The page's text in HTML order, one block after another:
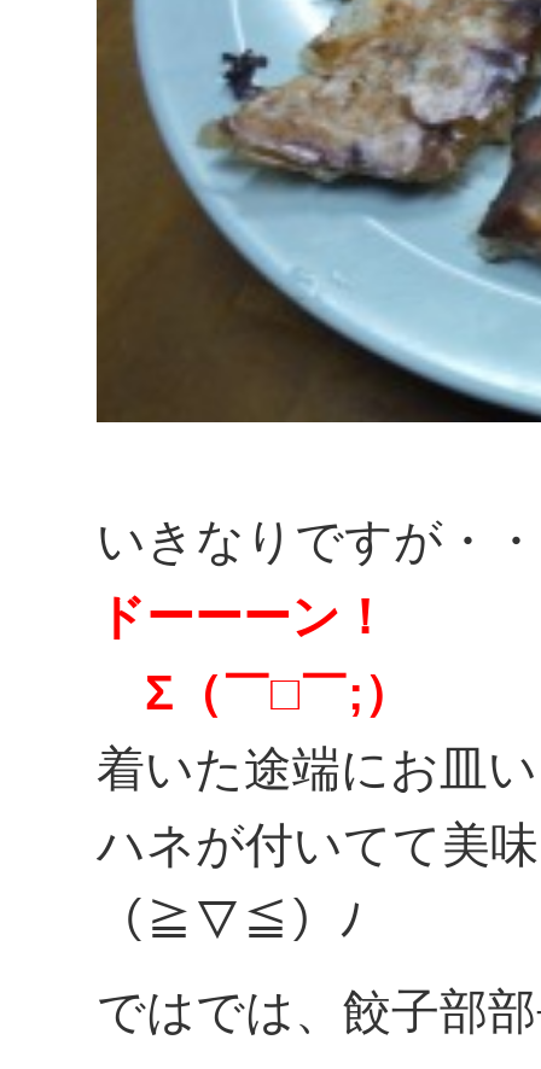
いきなりですが・
ドーーーン！
Σ（￣□￣;）
着いた途端にお皿
ハネが付いてて美
（≧▽≦）ﾉ
ではでは、餃子部